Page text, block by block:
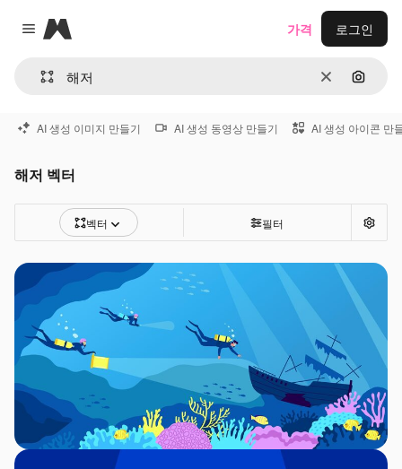
Close menu
Magnific
지우기이미지
가격 로그인
AI 생성 이미지 만들기 AI 생성 동영상 만들기 AI 생성 아이콘 만
해저 벡터
벡터 필터